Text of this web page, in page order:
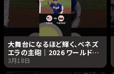
大舞台になるほど輝く、ベネズ
エラの主砲｜2026 ワールドベ
ースボールクラシック |
Netflix Japan
3月18日